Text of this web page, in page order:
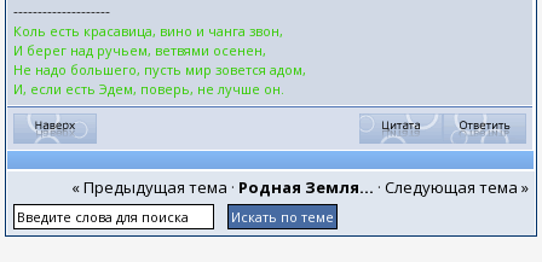
--------------------
Коль есть красавица, вино и чанга звон,
И берег над ручьем, ветвями осенен,
Не надо большего, пусть мир зовется адом,
И, если есть Эдем, поверь, не лучше он.
« Предыдущая тема · Родная Земля... · Следующая тема »